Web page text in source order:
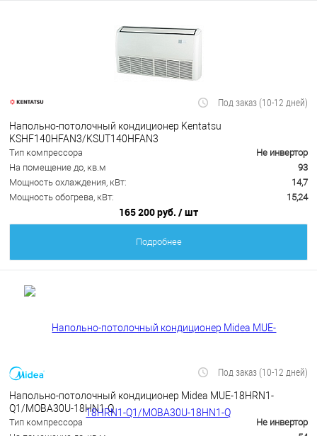
Под заказ (10-12 дней)
Напольно-потолочный кондиционер Kentatsu
KSHF140HFAN3/KSUT140HFAN3
Тип компрессора
Не инвертор
На помещение до, кв.м
93
Мощность охлаждения, кВт:
14,7
Мощность обогрева, кВт:
15,24
165 200 руб. / шт
Подробнее
Под заказ (10-12 дней)
Напольно-потолочный кондиционер Midea MUE-18HRN1-
Q1/MOBA30U-18HN1-Q
Тип компрессора
Не инвертор